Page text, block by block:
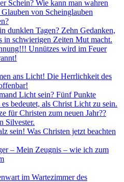
Schein? Wie kann man wahren
von Scheinglauben
dunklen Tagen? Zehn Gedanken,
in schwierigen Zeiten Mut macht.
Unnützes wird im Feuer
ans Licht! Die Herrlichkeit des
Licht sein? Fünf Punkte
bedeutet, als Christ Licht zu sein.
für Christen zum neuen Jahr??
Silvester.
sein! Was Christen jetzt beachten
– Mein Zeugnis – wie ich zum
im Wartezimmer des